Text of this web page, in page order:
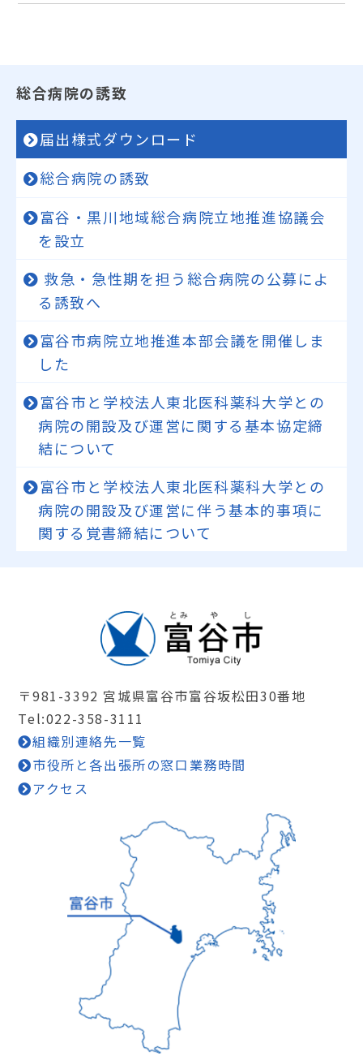
総合病院の誘致
届出様式ダウンロード
総合病院の誘致
富谷・黒川地域総合病院立地推進協議会
を設立
救急・急性期を担う総合病院の公募によ
る誘致へ
富谷市病院立地推進本部会議を開催しま
した
富谷市と学校法人東北医科薬科大学との
病院の開設及び運営に関する基本協定締
結について
富谷市と学校法人東北医科薬科大学との
病院の開設及び運営に伴う基本的事項に
関する覚書締結について
〒981-3392 宮城県富谷市富谷坂松田30番地
Tel:022-358-3111
組織別連絡先一覧
市役所と各出張所の窓口業務時間
アクセス